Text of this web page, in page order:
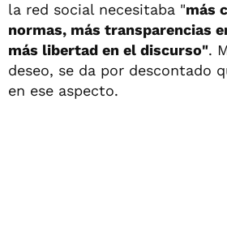
la red social necesitaba "más
normas, más transparencias
más libertad en el discurso".
deseo, se da por descontado
en ese aspecto.